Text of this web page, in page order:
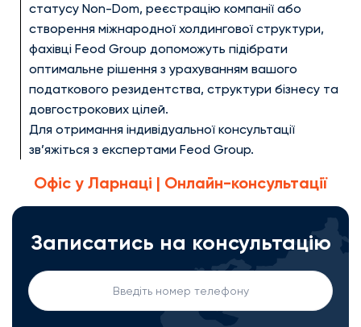
статусу Non-Dom, реєстрацію компанії або
створення міжнародної холдингової структури,
фахівці Feod Group допоможуть підібрати
оптимальне рішення з урахуванням вашого
податкового резидентства, структури бізнесу та
довгострокових цілей.
Для отримання індивідуальної консультації
зв’яжіться з експертами Feod Group.
Офіс у Ларнаці | Онлайн-консультації
Записатись на консультацію